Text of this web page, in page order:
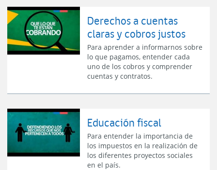
Derechos a cuentas
claras y cobros justos
Para aprender a informarnos sobre
lo que pagamos, entender cada
uno de los cobros y comprender
cuentas y contratos.
Educación fiscal
Para entender la importancia de
los impuestos en la realización de
los diferentes proyectos sociales
en el país.